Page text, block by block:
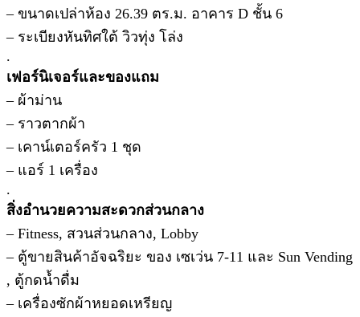
– ขนาดเปล่าห้อง 26.39 ตร.ม. อาคาร D ชั้น 6
– ระเบียงหันทิศใต้ วิวทุ่ง โล่ง
.
เฟอร์นิเจอร์และของแถม
– ผ้าม่าน
– ราวตากผ้า
– เคาน์เตอร์ครัว 1 ชุด
– แอร์ 1 เครื่อง
.
สิ่งอำนวยความสะดวกส่วนกลาง
– Fitness, สวนส่วนกลาง, Lobby
– ตู้ขายสินค้าอัจฉริยะ ของ เซเว่น 7-11 และ Sun Vending
, ตู้กดน้ำดื่ม
– เครื่องซักผ้าหยอดเหรียญ